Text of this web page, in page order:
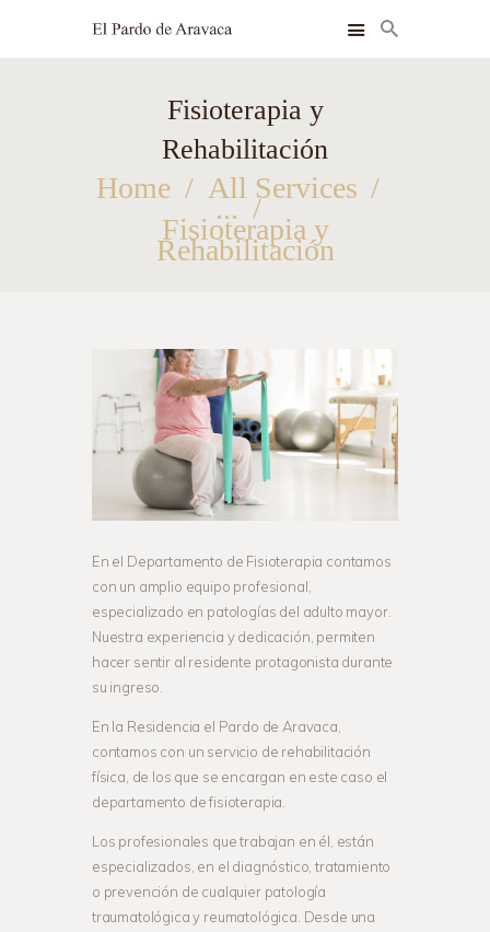
Fisioterapia y
Rehabilitación
Home All Services
...
Fisioterapia y
Rehabilitación
INSTALACIONES
HABITACIONES
SERVICIOS
En el Departamento de Fisioterapia contamos
con un amplio equipo profesional,
especializado en patologías del adulto mayor.
Nuestra experiencia y dedicación, permiten
hacer sentir al residente protagonista durante
su ingreso.
En la Residencia el Pardo de Aravaca,
contamos con un servicio de rehabilitación
física, de los que se encargan en este caso el
departamento de fisioterapia.
Los profesionales que trabajan en él, están
especializados, en el diagnóstico, tratamiento
o prevención de cualquier patología
traumatológica y reumatológica. Desde una